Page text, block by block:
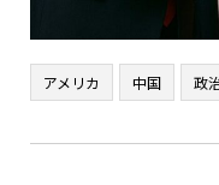
アメリカ 中国 政